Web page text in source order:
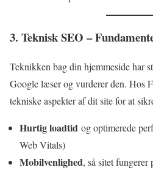
3. Teknisk SEO –
Teknikken bag din hjemmeside har
Google læser og vurderer den. Hos
tekniske aspekter af dit site for at
Hurtig loadtid og optimerede
Web Vitals)
Mobilvenlighed, så sitet fungerer